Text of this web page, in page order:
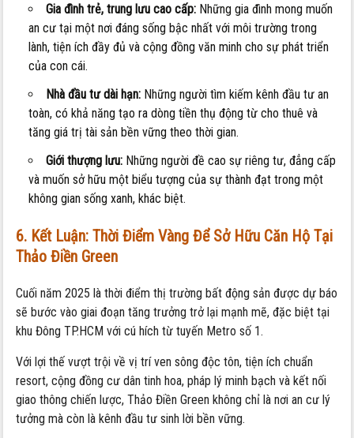
Gia đình trẻ, trung lưu cao cấp: Những gia đình mong muốn
an cư tại một nơi đáng sống bậc nhất với môi trường trong
lành, tiện ích đầy đủ và cộng đồng văn minh cho sự phát triển
của con cái.
Nhà đầu tư dài hạn: Những người tìm kiếm kênh đầu tư an
toàn, có khả năng tạo ra dòng tiền thụ động từ cho thuê và
tăng giá trị tài sản bền vững theo thời gian.
Giới thượng lưu: Những người đề cao sự riêng tư, đẳng cấp
và muốn sở hữu một biểu tượng của sự thành đạt trong một
không gian sống xanh, khác biệt.
6. Kết Luận: Thời Điểm Vàng Để Sở Hữu Căn Hộ Tại
Thảo Điền Green
Cuối năm 2025 là thời điểm thị trường bất động sản được dự báo
sẽ bước vào giai đoạn tăng trưởng trở lại mạnh mẽ, đặc biệt tại
khu Đông TP.HCM với cú hích từ tuyến Metro số 1.
Với lợi thế vượt trội về vị trí ven sông độc tôn, tiện ích chuẩn
resort, cộng đồng cư dân tinh hoa, pháp lý minh bạch và kết nối
giao thông chiến lược, Thảo Điền Green không chỉ là nơi an cư lý
tưởng mà còn là kênh đầu tư sinh lời bền vững.